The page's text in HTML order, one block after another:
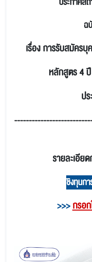
ฉ
เรื่อง การรับสมัคร
หลักสูตร 4
ป
รายละเอีย
ชิงทุนก
>>>กรอ